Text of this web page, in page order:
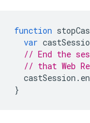
function
var
// End the
// that Web
castSession .
}